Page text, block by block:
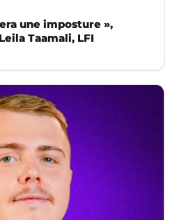
une imposture »,
Taamali, LFI